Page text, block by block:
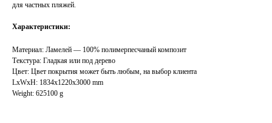
для частных пляжей.
Характеристики:
Материал: Ламелей — 100% полимерпесчаный композит
Текстура: Гладкая или под дерево
Цвет: Цвет покрытия может быть любым, на выбор клиента
LxWxH: 1834x1220x3000 mm
Weight: 625100 g